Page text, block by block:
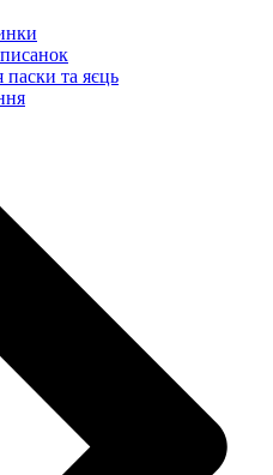
паски та яєць